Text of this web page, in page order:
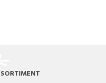
SORTIMENT